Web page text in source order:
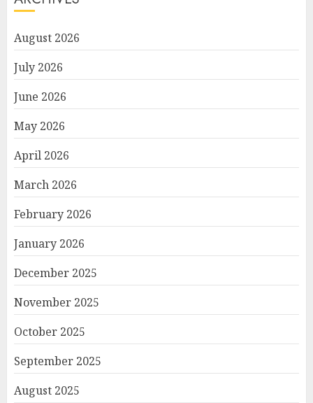
August 2026
July 2026
June 2026
May 2026
April 2026
March 2026
February 2026
January 2026
December 2025
November 2025
October 2025
September 2025
August 2025